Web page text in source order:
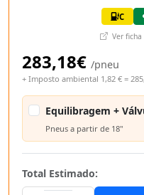
C
Ver ficha
283,18€ /pneu
+ Imposto ambiental 1,82 € =
Equilibragem +
Pneus a partir de 18"
Total Estimado: